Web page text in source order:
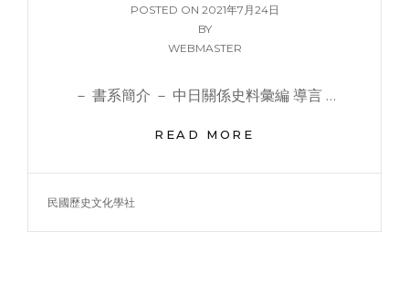
POSTED ON POSTED
ON
2021年7月24日
BY
WEBMASTER
－ 書系簡介 － 中日關係史料彙編 導言 …
READ MORE
歷
化
TAGS
民國歷史文化學社